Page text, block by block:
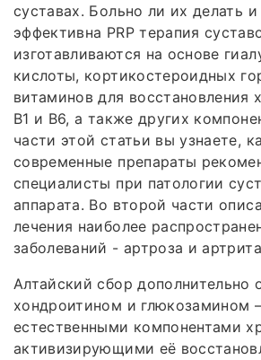
суставах. Больно ли их делать и
эффективна PRP терапия
изготавливаются на основе
кислоты, кортикостероидных
витаминов для восстановления
В1 и В6, а также других
части этой статьи вы узнаете,
современные препараты
специалисты при патологии
аппарата. Во второй части
лечения наиболее
заболеваний - артроза и
Алтайский сбор дополнительно
хондроитином и глюкозамином
естественными компонентами
активизирующими её